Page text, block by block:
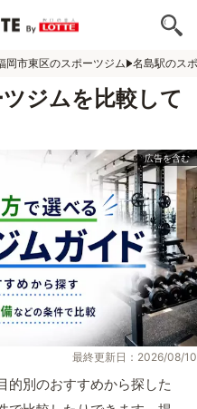
岡市東区のスポーツジム 名島駅のス
ジムを比較して
最終更新日：2026/08/10
的別のおすすめから探した